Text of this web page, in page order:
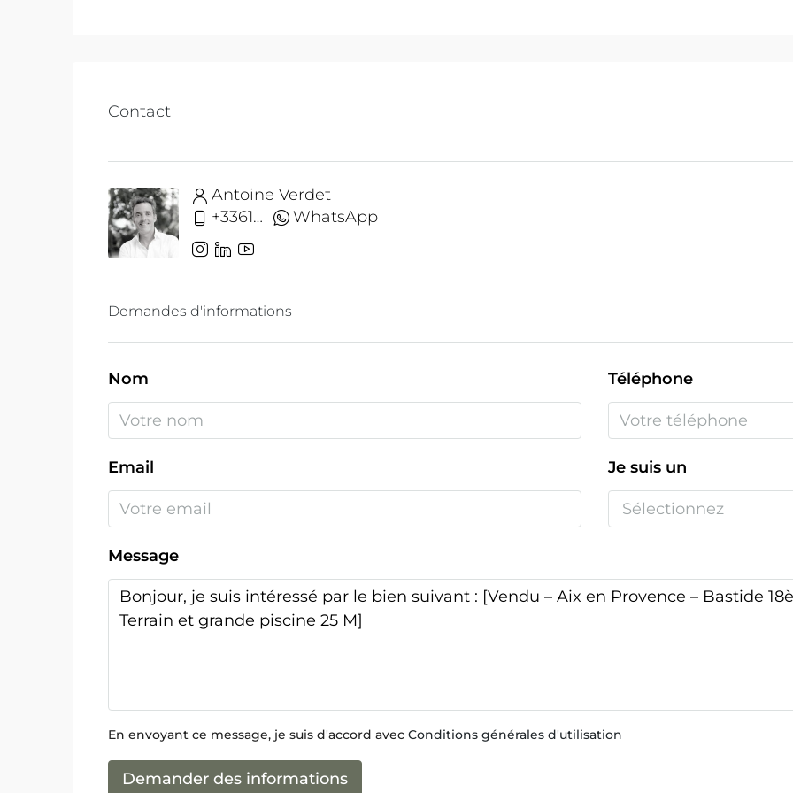
Contact
Antoine Verdet
+33612691215
WhatsApp
Demandes d'informations
Nom Téléphone
Email Je suis un
Sélectionnez
Message
En envoyant ce message, je suis d'accord avec Conditions générales d'utilisation
Demander des informations